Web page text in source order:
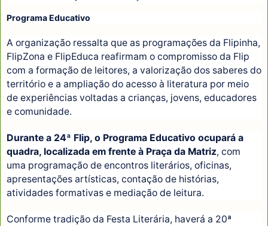
Programa Educativo
A organização ressalta que as programações da Flipinha,
FlipZona e FlipEduca reafirmam o compromisso da Flip
com a formação de leitores, a valorização dos saberes do
território e a ampliação do acesso à literatura por meio
de experiências voltadas a crianças, jovens, educadores
e comunidade.
Durante a 24ª Flip, o Programa Educativo ocupará a
quadra, localizada em frente à Praça da Matriz, com
uma programação de encontros literários, oficinas,
apresentações artísticas, contação de histórias,
atividades formativas e mediação de leitura.
Conforme tradição da Festa Literária, haverá a 20ª